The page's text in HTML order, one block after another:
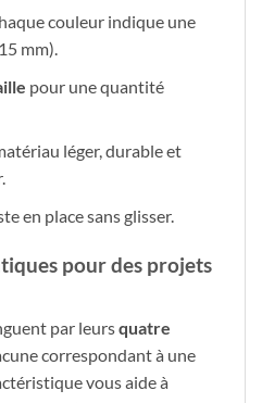
couleur indique une
mm).
pour une quantité
léger, durable et
en place sans glisser.
pour des projets
par leursquatre
correspondant à une
vous aide à